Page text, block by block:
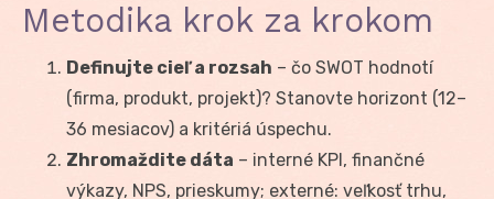
Metodika krok za krokom
Definujte cieľ a rozsah – čo SWOT hodnotí
(firma, produkt, projekt)? Stanovte horizont (12–
36 mesiacov) a kritériá úspechu.
Zhromaždite dáta – interné KPI, finančné
výkazy, NPS, prieskumy; externé: veľkosť trhu,